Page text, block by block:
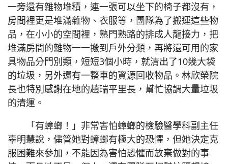
一旁還有雜物堆積，連一張可以坐下的椅子都沒有，
房間裡更是堆滿雜物、衣服等，團隊為了搬運這些物
品，在小小的空間裡，熟門熟路的排成人龍接力，把
堆滿房間的雜物一一搬到戶外分類，再將還可用的家
具物品分門別類，短短3個小時，就清出了10幾大袋
的垃圾，另外還有一整車的資源回收物品。林欣榮院
長也特別感謝在地的趙瑞平里長，幫忙協調大量垃圾
的清運。
「有蟑螂！」非常害怕蟑螂的檢驗醫學科副主任
辜明慧說，儘管她對蟑螂有極大的恐懼，但她決定克
服困難來參加，不能因為害怕恐懼而放棄做對的事